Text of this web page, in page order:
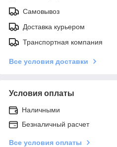
Самовывоз
Доставка курьером
Транспортная компания
Все условия доставки
Условия оплаты
Наличными
Безналичный расчет
Все условия оплаты